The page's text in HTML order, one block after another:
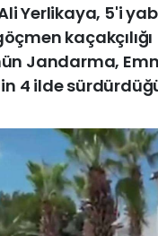
Yerlikaya, 5'i
kaçakçılığı
Jandarma,
4 ilde